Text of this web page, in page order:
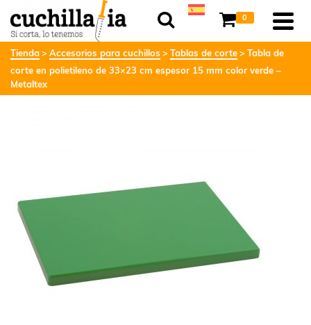
0
Tienda Accesorios para cuchillos Tablas de corte
Tabla de
corte en polietileno de 33×23 cm espesor 15 mm color verde –
Metaltex